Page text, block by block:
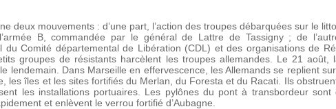
deux mouvements : d’une part, l’action des troupes débarquées sur le
B, commandée par le général de Lattre de Tassigny ; de
du Comité départemental de Libération (CDL) et des organisations de
groupes de résistants harcèlent les troupes allemandes. Le 21 août,
lendemain. Dans Marseille en effervescence, les Allemands se replient
les îles et les sites fortifiés du Merlan, du Foresta et du Racati. Ils
les installations portuaires. Les pylônes du pont à transbordeur
et enlèvent le verrou fortifié d’Aubagne.